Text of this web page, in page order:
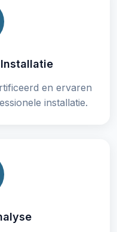
en ervaren
installatie.